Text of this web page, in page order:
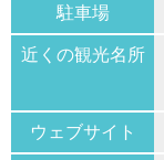
駐車場
近くの観光名所
ウェブサイト